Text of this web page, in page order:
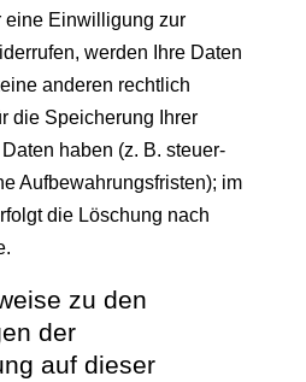
eine Einwilligung zur
werden Ihre Daten
anderen rechtlich
die Speicherung Ihrer
haben (z. B. steuer-
Aufbewahrungsfristen); im
die Löschung nach
zu den
der
auf dieser